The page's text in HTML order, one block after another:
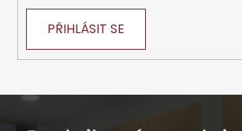
PŘIHLÁSIT SE